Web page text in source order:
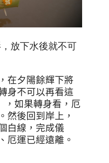
放下水後就不可
在夕陽餘輝下將
身不可以再看這
，如果轉身看，厄
然後回到岸上，
白線，完成儀
厄運已經遠離。